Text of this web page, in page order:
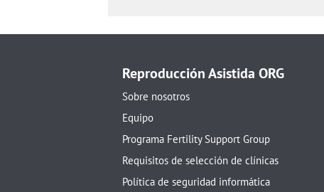
Reproducción Asistida ORG
Sobre nosotros
Equipo
Programa Fertility Support Group
Requisitos de selección de clínicas
Política de seguridad informática